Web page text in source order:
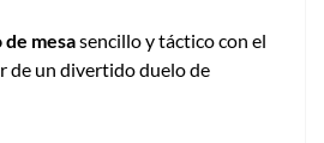
de mesasencillo y táctico con el
de un divertido duelo de